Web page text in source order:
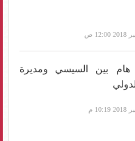
هام بين السيسي ومديرة